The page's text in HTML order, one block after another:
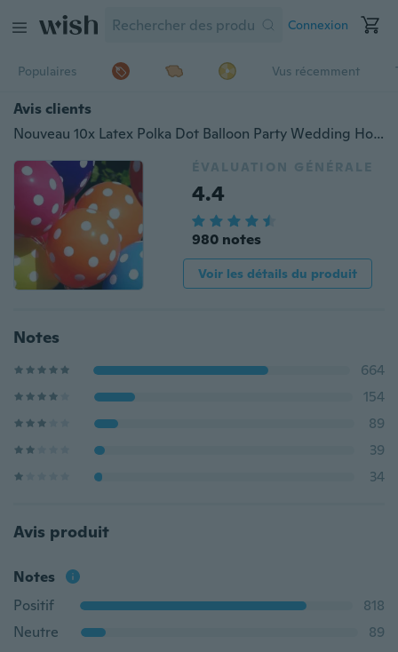
Connexion
Populaires Vus récemment
Avis clients
Nouveau 10x Latex Polka Dot Balloon Party Wedding Holiday Decorating
ÉVALUATION GÉNÉRALE
4.4
980 notes
Voir les détails du produit
Notes
664
154
89
39
34
Avis produit
Notes
Positif
818
Neutre
89